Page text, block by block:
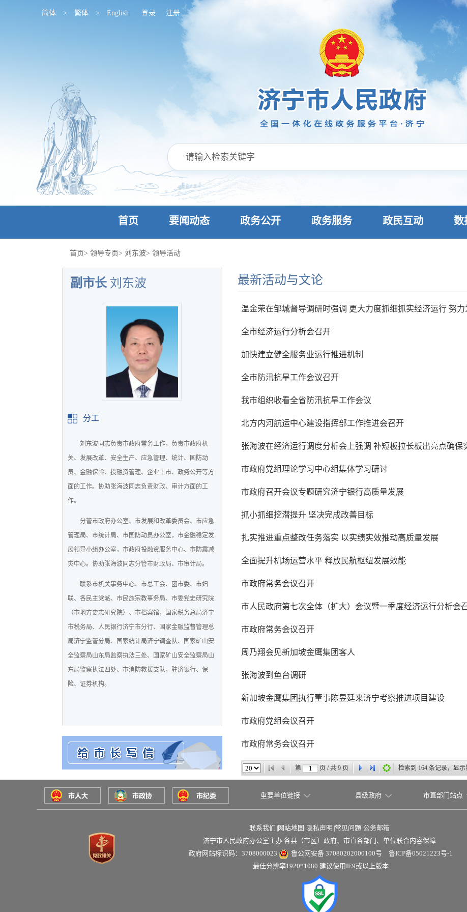
简体 > 繁体 > English 登录 注册
首页 要闻动态 政务公开 政务服务 政民互动 数
首页> 领导专页> 刘东波> 领导活动
副市长 刘东波
分工
刘东波同志负责市政府常务工作，负责市政府机
关、发展改革、安全生产、应急管理、统计、国防动
员、金融保险、投融资管理、企业上市、政务公开等方
面的工作。协助张海波同志负责财政、审计方面的工
作。
分管市政府办公室、市发展和改革委员会、市应急
管理局、市统计局、市国防动员办公室，市金融稳定发
展领导小组办公室，市政府投融资服务中心、市防震减
灾中心。协助张海波同志分管市财政局、市审计局。
联系市机关事务中心、市总工会、团市委、市妇
联、各民主党派、市民族宗教事务局、市委党史研究院
（市地方史志研究院）、市档案馆，国家税务总局济宁
市税务局、人民银行济宁市分行、国家金融监督管理总
局济宁监管分局、国家统计局济宁调查队、国家矿山安
全监察局山东局监察执法三处、国家矿山安全监察局山
东局监察执法四处、市消防救援支队，驻济银行、保
险、证券机构。
最新活动与文论
温金荣在邹城督导调研时强调 更大力度抓细抓实经济运行 努
全市经济运行分析会召开
加快建立健全服务业运行推进机制
全市防汛抗旱工作会议召开
我市组织收看全省防汛抗旱工作会议
北方内河航运中心建设指挥部工作推进会召开
张海波在经济运行调度分析会上强调 补短板拉长板出亮点确保
市政府党组理论学习中心组集体学习研讨
市政府召开会议专题研究济宁银行高质量发展
抓小抓细挖潜提升 坚决完成改善目标
扎实推进重点整改任务落实 以实绩实效推动高质量发展
全面提升机场运营水平 释放民航枢纽发展效能
市政府常务会议召开
市人民政府第七次全体（扩大）会议暨一季度经济运行分析会
市政府常务会议召开
周乃翔会见新加坡金鹰集团客人
张海波到鱼台调研
新加坡金鹰集团执行董事陈昱廷来济宁考察推进项目建设
市政府党组会议召开
市政府常务会议召开
第 页 / 共 9 页 检索到 164 条记录，显示
重要单位链接 县级政府 市直部门站点
联系我们 |网站地图 |隐私声明 |常见问题 |公务邮箱
济宁市人民政府办公室主办 各县（市区）政府、市直各部门、单位联合内容保障
政府网站标识码：3708000023
鲁公网安备 37080202000100号
鲁ICP备05021223号-1
最佳分辨率1920*1080 建议使用IE9或以上版本